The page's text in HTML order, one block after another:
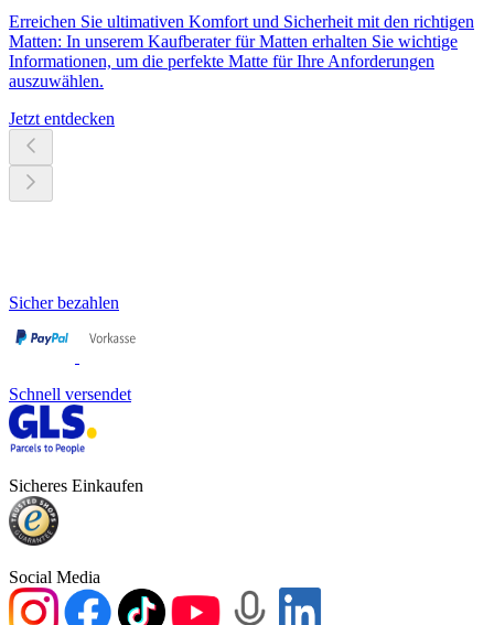
Erreichen Sie ultimativen Komfort und Sicherheit mit den richtigen
Matten: In unserem Kaufberater für Matten erhalten Sie wichtige
Informationen, um die perfekte Matte für Ihre Anforderungen
auszuwählen.
Jetzt entdecken
Sicher bezahlen
Schnell versendet
Sicheres Einkaufen
Social Media